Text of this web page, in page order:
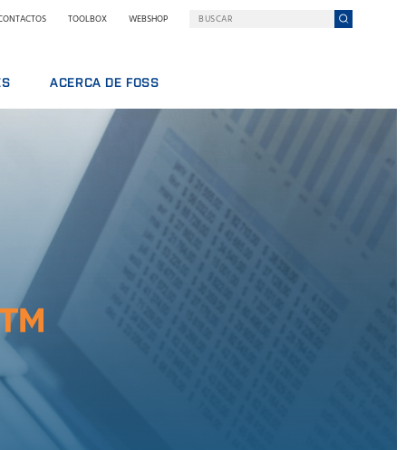
TOOLBOX WEBSHOP
ACERCA DE FOSS
FOSS EN RESUMEN
SOSTENIBILIDAD
PREMIOS NILS FOSS
FERIAS Y SEMINARIOS
NOTICIAS
PRENSA